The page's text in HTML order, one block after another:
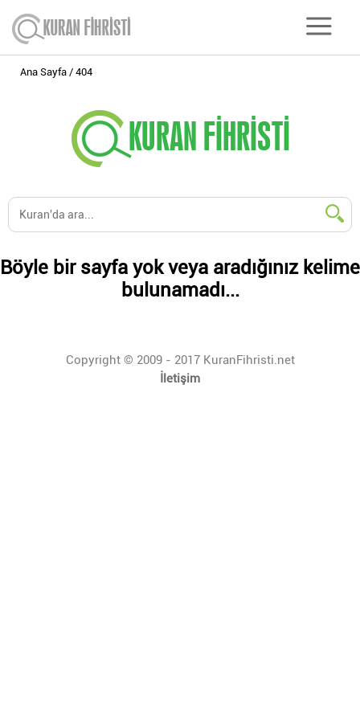
Ana Sayfa 404
Böyle bir sayfa yok veya aradığınız kelime
bulunamadı...
Copyright © 2009 - 2017 KuranFihristi.net
İletişim